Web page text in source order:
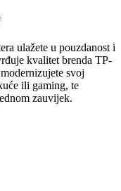
ulažete u pouzdanost i
kvalitet brenda TP-
svoj
ili gaming, te
zauvijek.